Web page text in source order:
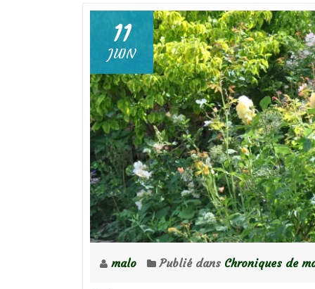
nichoir
balcon
pour
mésanges
11
JUIN
malo Publié dans Chroniques de